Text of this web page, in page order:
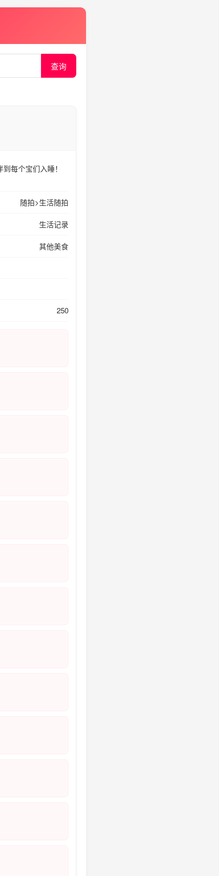
查询
每个宝们入睡！
随拍>生活随拍
生活记录
其他美食
250